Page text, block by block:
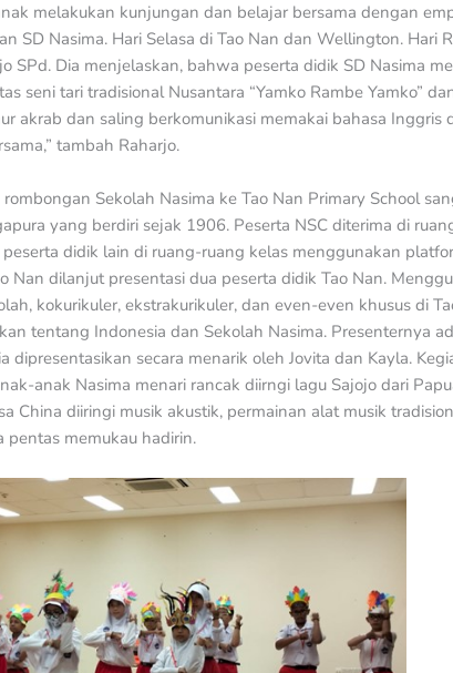
melakukan kunjungan dan belajar bersama dengan
SD Nasima. Hari Selasa di Tao Nan dan Wellington. Hari
SPd. Dia menjelaskan, bahwa peserta didik SD Nasima
seni tari tradisional Nusantara “Yamko Rambe Yamko”
akrab dan saling berkomunikasi memakai bahasa
tambah Raharjo.
Sekolah Nasima ke Tao Nan Primary School
yang berdiri sejak 1906. Peserta NSC diterima di
didik lain di ruang-ruang kelas menggunakan
Nan dilanjut presentasi dua peserta didik Tao Nan.
kokurikuler, ekstrakurikuler, dan even-even khusus di
tentang Indonesia dan Sekolah Nasima. Presenternya
dipresentasikan secara menarik oleh Jovita dan Kayla.
anak Nasima menari rancak diirngi lagu Sajojo dari
China diiringi musik akustik, permainan alat musik
pentas memukau hadirin.